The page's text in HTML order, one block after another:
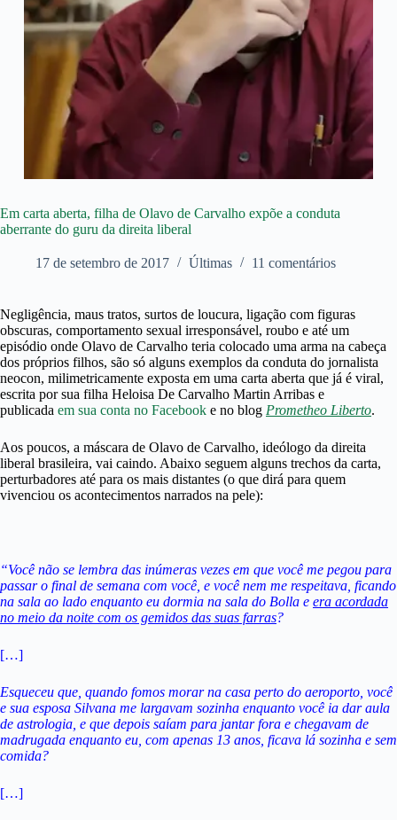
Em carta aberta, filha de Olavo de Carvalho expõe a conduta
aberrante do guru da direita liberal
17 de setembro de 2017 Últimas 11 comentários
Negligência, maus tratos, surtos de loucura, ligação com figuras
obscuras, comportamento sexual irresponsável, roubo e até um
episódio onde Olavo de Carvalho teria colocado uma arma na cabeça
dos próprios filhos, são só alguns exemplos da conduta do jornalista
neocon, milimetricamente exposta em uma carta aberta que já é viral,
escrita por sua filha Heloisa De Carvalho Martin Arribas e
publicada em sua conta no Facebook e no blog Prometheo Liberto.
Aos poucos, a máscara de Olavo de Carvalho, ideólogo da direita
liberal brasileira, vai caindo. Abaixo seguem alguns trechos da carta,
perturbadores até para os mais distantes (o que dirá para quem
vivenciou os acontecimentos narrados na pele):
“Você não se lembra das inúmeras vezes em que você me pegou para
passar o final de semana com você, e você nem me respeitava, ficando
na sala ao lado enquanto eu dormia na sala do Bolla e era acordada
no meio da noite com os gemidos das suas farras?
[…]
Esqueceu que, quando fomos morar na casa perto do aeroporto, você
e sua esposa Silvana me largavam sozinha enquanto você ia dar aula
de astrologia, e que depois saíam para jantar fora e chegavam de
madrugada enquanto eu, com apenas 13 anos, ficava lá sozinha e sem
comida?
[…]